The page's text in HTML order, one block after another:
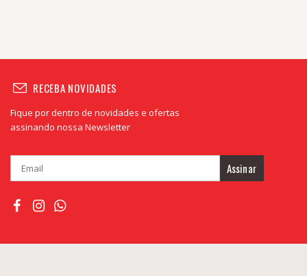
RECEBA NOVIDADES
Fique por dentro de novidades e ofertas
assinando nossa Newsletter
Assinar